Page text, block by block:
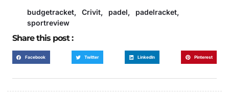
budgetracket, Crivit, padel, padelracket,
sportreview
Share this post :
Facebook Twitter LinkedIn Pinterest